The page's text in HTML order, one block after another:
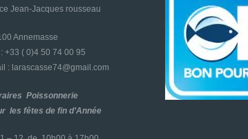
Jean-Jacques rousseau
Annemasse
: +33 ( 0)4 50 74 00 95
: larascasse74@gmail.com
Poissonnerie
les fêtes de fin d’Année